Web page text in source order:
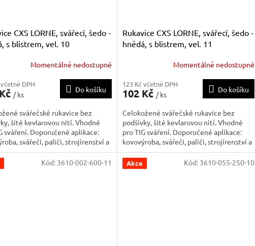
CXS LORNE, svářecí, šedo -
s blistrem, vel. 10
Momentálně nedostupné
DPH
/ ks
Do košíku
svářečské rukavice bez
šité kevlarovou nití. Vhodné
sváření. Doporučené aplikace:
svářeči, paliči, strojírenství a
Rukavice CXS LORNE, svářecí, šedo -
hnědá, s blistrem, vel. 11
Momentálně nedostupné
123 Kč včetně DPH
102 Kč / ks
Do košíku
Celokožené svářečské rukavice bez
podšívky, šité kevlarovou nití. Vhodné
pro TIG sváření. Doporučené aplikace:
kovovýroba, svářeči, paliči, strojírenství a
těžký průmysl.
Kód: 3610-002-600-11 Akce Kód: 3610-055-250-10